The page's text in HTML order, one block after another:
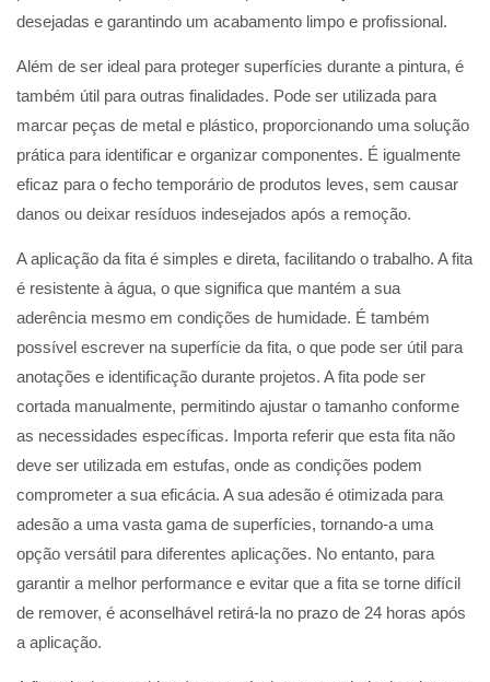
desejadas e garantindo um acabamento limpo e profissional.
Além de ser ideal para proteger superfícies durante a pintura, é
também útil para outras finalidades. Pode ser utilizada para
marcar peças de metal e plástico, proporcionando uma solução
prática para identificar e organizar componentes. É igualmente
eficaz para o fecho temporário de produtos leves, sem causar
danos ou deixar resíduos indesejados após a remoção.
A aplicação da fita é simples e direta, facilitando o trabalho. A fita
é resistente à água, o que significa que mantém a sua
aderência mesmo em condições de humidade. É também
possível escrever na superfície da fita, o que pode ser útil para
anotações e identificação durante projetos. A fita pode ser
cortada manualmente, permitindo ajustar o tamanho conforme
as necessidades específicas. Importa referir que esta fita não
deve ser utilizada em estufas, onde as condições podem
comprometer a sua eficácia. A sua adesão é otimizada para
adesão a uma vasta gama de superfícies, tornando-a uma
opção versátil para diferentes aplicações. No entanto, para
garantir a melhor performance e evitar que a fita se torne difícil
de remover, é aconselhável retirá-la no prazo de 24 horas após
a aplicação.